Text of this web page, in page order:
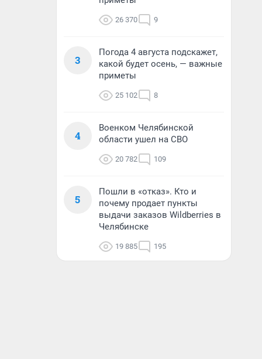
26 370 9
3
Погода 4 августа подскажет,
какой будет осень, — важные
приметы
25 102 8
4
Военком Челябинской
области ушел на СВО
20 782 109
5
Пошли в «отказ». Кто и
почему продает пункты
выдачи заказов Wildberries в
Челябинске
19 885 195